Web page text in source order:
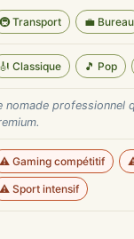
🚇 Transport 💼 Bureau
🎻 Classique 🎵 Pop
nomade professionnel
⚠️ Gaming compétitif
⚠️ Sport intensif